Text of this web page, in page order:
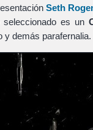
Seth
seleccionado es un
demás parafernalia.